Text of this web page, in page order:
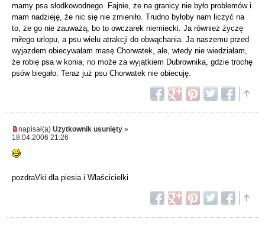
mamy psa słodkowodnego. Fajnie, że na granicy nie było problemów i
mam nadzieję, że nic się nie zmieniło. Trudno byłoby nam liczyć na
to, że go nie zauważą, bo to owczarek niemiecki. Ja również życzę
miłego urlopu, a psu wielu atrakcji do obwąchania. Ja naszemu przed
wyjazdem obiecywałam masę Chorwatek, ale, wtedy nie wiedziałam,
że robię psa w konia, no może za wyjątkiem Dubrownika, gdzie trochę
psów biegało. Teraz już psu Chorwatek nie obiecuję.
napisał(a) Użytkownik usunięty »
18.04.2006 21:26
pozdraVki dla piesia i Właścicielki